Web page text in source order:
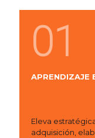
01
APRENDIZAJE
Eleva
adquisición,